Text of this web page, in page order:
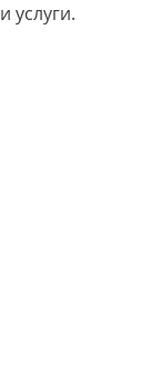
услуги.